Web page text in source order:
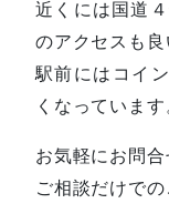
近くには国道
のアクセスも良
駅前にはコイ
くなっています
お気軽にお問合
ご相談だけでの